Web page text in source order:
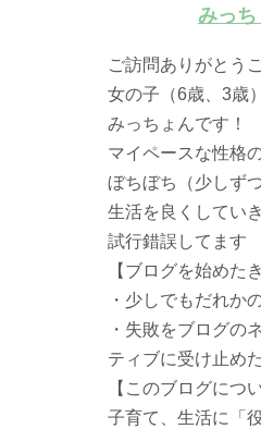
みっち
ご訪問ありがとう
女の子（6歳、3歳
みっちょんです！
マイペースな性格
ぼちぼち（少しずつ
生活を良くしてい
試行錯誤してます
【ブログを始めた
・少しでもだれか
・失敗をブログの
ティブに受け止め
【このブログにつ
子育て、生活に「